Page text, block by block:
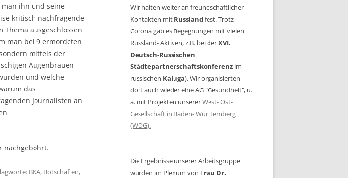
man ihn und seine
kritisch nachfragende
ausgeschlossen
man bei 9 ermordeten
mittels der
Augenbrauen
und welche
das
Journalisten an
nachgebohrt.
BKA, Botschaften,
Wir halten weiter an freundschaftlichen
Kontakten mit Russlandfest. Trotz
Corona gab es Begegnungen mit vielen
Russland- Aktiven, z.B. bei derXVI.
Deutsch-Russischen
Städtepartnerschaftskonferenz im
russischen Kaluga). Wir organisierten
dort auch wieder eine AG "Gesundheit", u.
a. mit Projekten unsererWest- Ost-
Gesellschaft in Baden- Württemberg
(WOG).
Die Ergebnisse unserer Arbeitsgruppe
wurden im Plenum von Frau Dr.